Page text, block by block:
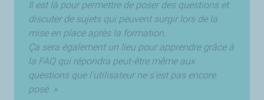
Il est là pour permettre de poser des questions et
discuter de sujets qui peuvent surgir lors de la
mise en place après la formation.
Ça sera également un lieu pour apprendre grâce à
la FAQ qui répondra peut-être même aux
questions que l’utilisateur ne s’est pas encore
posé. »